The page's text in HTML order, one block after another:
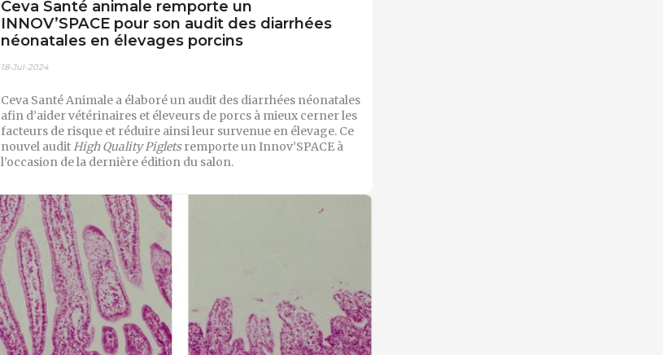
Ceva Santé animale remporte un
INNOV’SPACE pour son audit des diarrhées
néonatales en élevages porcins
18-Jul-2024
Ceva Santé Animale a élaboré un audit des diarrhées néonatales
afin d’aider vétérinaires et éleveurs de porcs à mieux cerner les
facteurs de risque et réduire ainsi leur survenue en élevage. Ce
nouvel auditHigh Quality Pigletsremporte un Innov’SPACE à
l’occasion de la dernière édition du salon.